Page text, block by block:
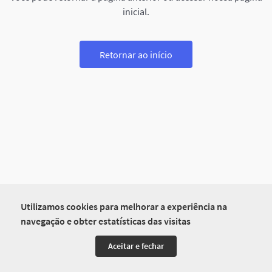
Utilizamos cookies para melhorar a experiência na
navegação e obter estatísticas das visitas
Aceitar e fechar
inicial.
Retornar ao início